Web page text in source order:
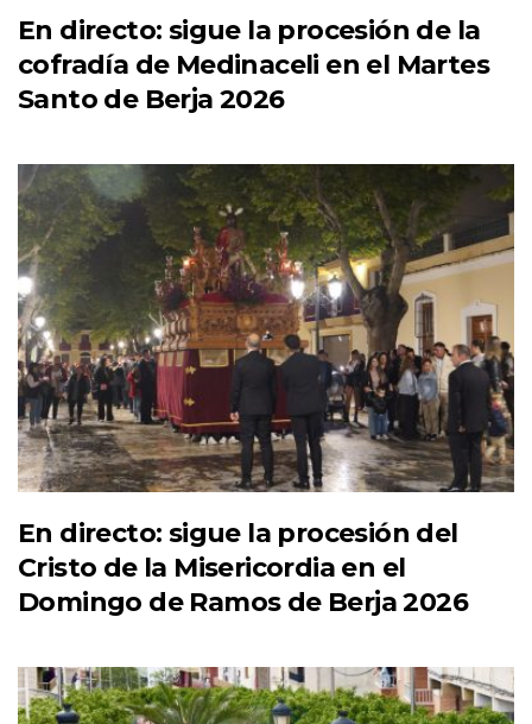
En directo: sigue la procesión de la
cofradía de Medinaceli en el Martes
Santo de Berja 2026
En directo: sigue la procesión del
Cristo de la Misericordia en el
Domingo de Ramos de Berja 2026